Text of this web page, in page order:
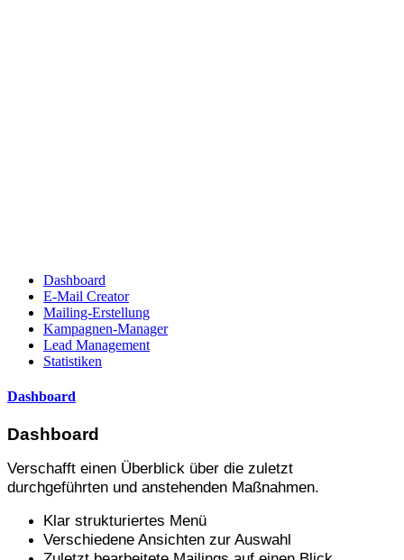
Dashboard
E-Mail Creator
Mailing-Erstellung
Kampagnen-Manager
Lead Management
Statistiken
Dashboard
Dashboard
Verschafft einen Überblick über die zuletzt
durchgeführten und anstehenden Maßnahmen.
Klar strukturiertes Menü
Verschiedene Ansichten zur Auswahl